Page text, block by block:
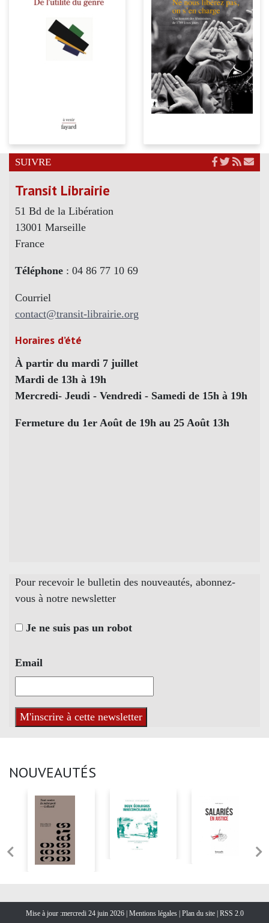
SUIVRE
Transit Librairie
51 Bd de la Libération
13001 Marseille
France
Téléphone : 04 86 77 10 69
Courriel
contact@transit-librairie.org
Horaires d’été
À partir du mardi 7 juillet
Mardi de 13h à 19h
Mercredi- Jeudi - Vendredi - Samedi de 15h à 19h
Fermeture du 1er Août de 19h au 25 Août 13h
Pour recevoir le bulletin des nouveautés, abonnez-
vous à notre newsletter
Je ne suis pas un robot
Email
NOUVEAUTÉS
Mise à jour :mercredi 24 juin 2026 | Mentions légales Plan du site RSS 2.0